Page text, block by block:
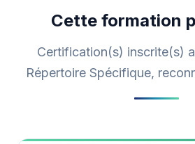
Cette formation
Certification(s) inscrite(s)
Répertoire Spécifique,